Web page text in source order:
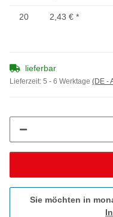
20 2,43 € *
lieferbar
Lieferzeit: 5 - 6 Werktage (DE -
Sie möchten in